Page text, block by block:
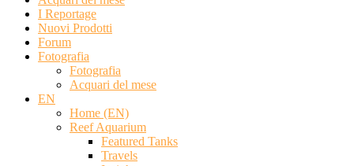
I Reportage
Nuovi Prodotti
Forum
Fotografia
Fotografia
Acquari del mese
EN
Home (EN)
Reef Aquarium
Featured Tanks
Travels